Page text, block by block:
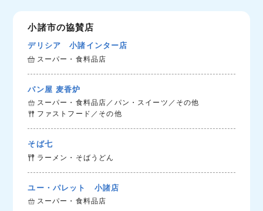
小諸市の協賛店
デリシア 小諸インター店
スーパー・食料品店
パン屋 麦香炉
スーパー・食料品店／パン・スイーツ／その他
ファストフード／その他
そば七
ラーメン・そばうどん
ユー・パレット 小諸店
スーパー・食料品店